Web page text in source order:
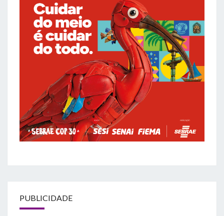
PUBLICIDADE